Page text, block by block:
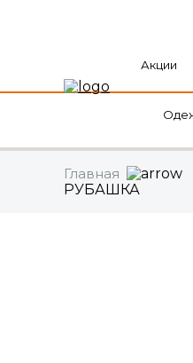
Акции
Главная
РУБАШКА